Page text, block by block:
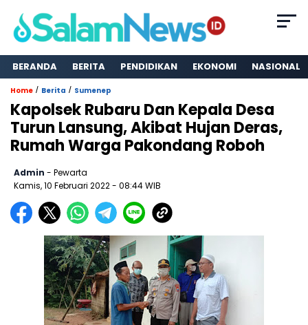
BERANDA BERITA PENDIDIKAN EKONOMI NASIONAL
Home / Berita / Sumenep
Kapolsek Rubaru Dan Kepala Desa
Turun Lansung, Akibat Hujan Deras,
Rumah Warga Pakondang Roboh
Admin - Pewarta
Kamis, 10 Februari 2022- 08:44 WIB